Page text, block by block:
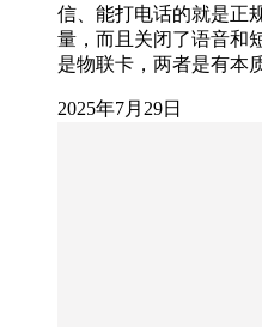
信、能打电话的就是正
量，而且关闭了语音和
是物联卡，两者是有本
2025年7月29日